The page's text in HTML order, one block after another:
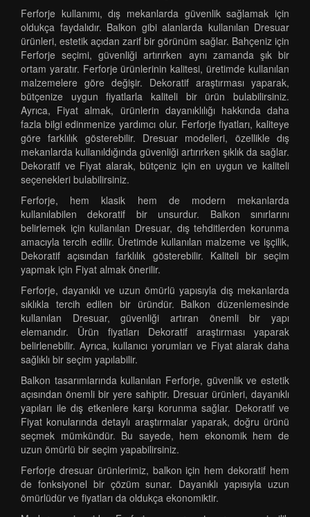
Ferforje kullanımı, dış mekanlarda güvenlik sağlamak için
oldukça faydalıdır. Balkon gibi alanlarda kullanılan Dresuar
ürünleri, estetik açıdan zarif bir görünüm sağlar. Bahçeniz için
Ferforje seçimi, güvenliği artırırken aynı zamanda şık bir
ortam yaratır. Ferforje ürünlerinin kalitesi, üretimde kullanılan
malzemelere göre değişir. Dekoratif araştırması yaparak,
bütçenize uygun fiyatlarla kaliteli bir ürün bulabilirsiniz.
Ayrıca, Fiyat almak, ürünlerin dayanıklılığı hakkında daha
fazla bilgi edinmenize yardımcı olur. Ferforje fiyatları, kaliteye
göre farklılık gösterebilir. Dresuar modelleri, özellikle dış
mekanlarda kullanıldığında güvenliği artırırken şıklık da sağlar.
Dekoratif ve Fiyat alarak, bütçeniz için en uygun ve kaliteli
seçenekleri bulabilirsiniz.
Ferforje, hem klasik hem de modern mekanlarda
kullanılabilen dekoratif bir unsurdur. Balkon sınırlarını
belirlemek için kullanılan Dresuar, dış tehditlerden korunma
amacıyla tercih edilir. Üretimde kullanılan malzeme ve işçilik,
Dekoratif açısından farklılık gösterebilir. Kaliteli bir seçim
yapmak için Fiyat almak önerilir.
Ferforje, dayanıklı ve uzun ömürlü yapısıyla dış mekanlarda
sıklıkla tercih edilen bir üründür. Balkon düzenlemesinde
kullanılan Dresuar, güvenliği artıran önemli bir yapı
elemanıdır. Ürün fiyatları Dekoratif araştırması yaparak
belirlenebilir. Ayrıca, kullanıcı yorumları ve Fiyat alarak daha
sağlıklı bir seçim yapılabilir.
Balkon tasarımlarında kullanılan Ferforje, güvenlik ve estetik
açısından önemli bir yere sahiptir. Dresuar ürünleri, dayanıklı
yapıları ile dış etkenlere karşı korunma sağlar. Dekoratif ve
Fiyat konularında detaylı araştırmalar yaparak, doğru ürünü
seçmek mümkündür. Bu sayede, hem ekonomik hem de
uzun ömürlü bir seçim yapabilirsiniz.
Ferforje dresuar ürünlerimiz, balkon için hem dekoratif hem
de fonksiyonel bir çözüm sunar. Dayanıklı yapısıyla uzun
ömürlüdür ve fiyatları da oldukça ekonomiktir.